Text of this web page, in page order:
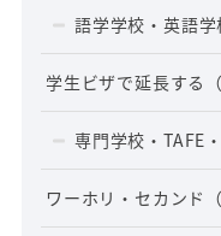
語学学校・英語学
学生ビザで延長する
専門学校・TAFE
ワーホリ・セカンド